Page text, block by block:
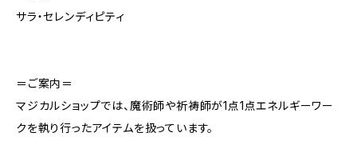
サラ・セレンディピティ
＝ご案内＝
マジカルショップでは、魔術師や祈祷師が1点1点エネルギーワー
クを執り行ったアイテムを扱っています。